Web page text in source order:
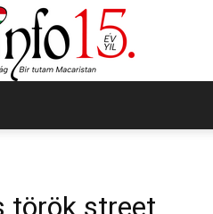
török street